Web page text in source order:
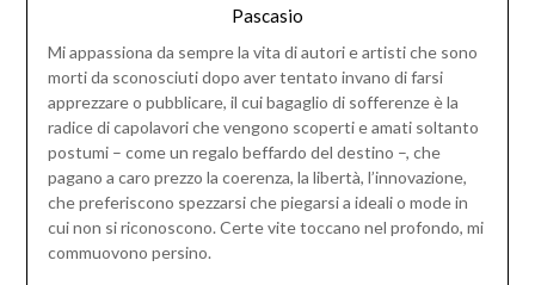
Pascasio
Mi appassiona da sempre la vita di autori e artisti che sono
morti da sconosciuti dopo aver tentato invano di farsi
apprezzare o pubblicare, il cui bagaglio di sofferenze è la
radice di capolavori che vengono scoperti e amati soltanto
postumi – come un regalo beffardo del destino –, che
pagano a caro prezzo la coerenza, la libertà, l’innovazione,
che preferiscono spezzarsi che piegarsi a ideali o mode in
cui non si riconoscono. Certe vite toccano nel profondo, mi
commuovono persino.